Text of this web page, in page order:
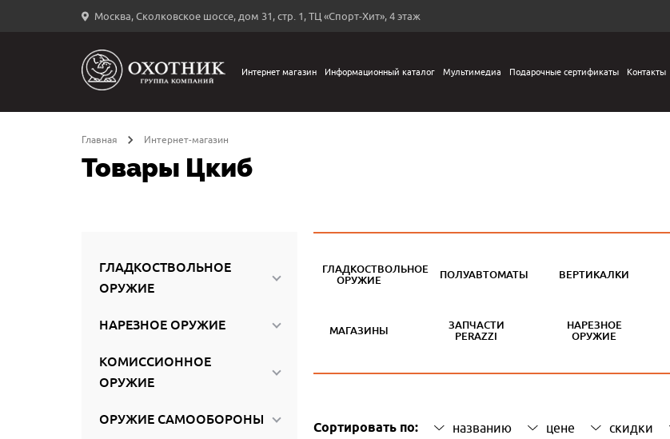
Москва, Сколковское шоссе, дом 31, стр. 1, ТЦ «Спорт-Хит», 4 этаж
←
Интернет магазин Информационный каталог Мультимедиа Подарочные сертификаты Контакты
Главная Интернет-магазин
Товары Цкиб
ГЛАДКОСТВОЛЬНОЕ
ОРУЖИЕ
НАРЕЗНОЕ ОРУЖИЕ
КОМИССИОННОЕ
ОРУЖИЕ
ОРУЖИЕ САМООБОРОНЫ
ГЛАДКОСТВОЛЬНОЕ
ОРУЖИЕ
ПОЛУАВТОМАТЫ ВЕРТИКАЛКИ
МАГАЗИНЫ
ЗАПЧАСТИ
PERAZZI
НАРЕЗНОЕ
ОРУЖИЕ
Сортировать по: названию цене скидки